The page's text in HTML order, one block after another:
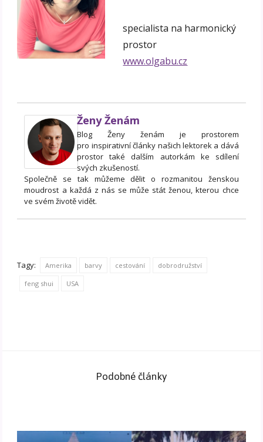
specialista na harmonický
prostor
www.olgabu.cz
Ženy Ženám
Blog Ženy ženám je prostorem
pro inspirativní články našich lektorek a dává
prostor také dalším autorkám ke sdílení
svých zkušeností.
Společně se tak můžeme dělit o rozmanitou ženskou
moudrost a každá z nás se může stát ženou, kterou chce
ve svém životě vidět.
Tagy: Amerika barvy cestování dobrodružství
feng shui USA
Podobné články